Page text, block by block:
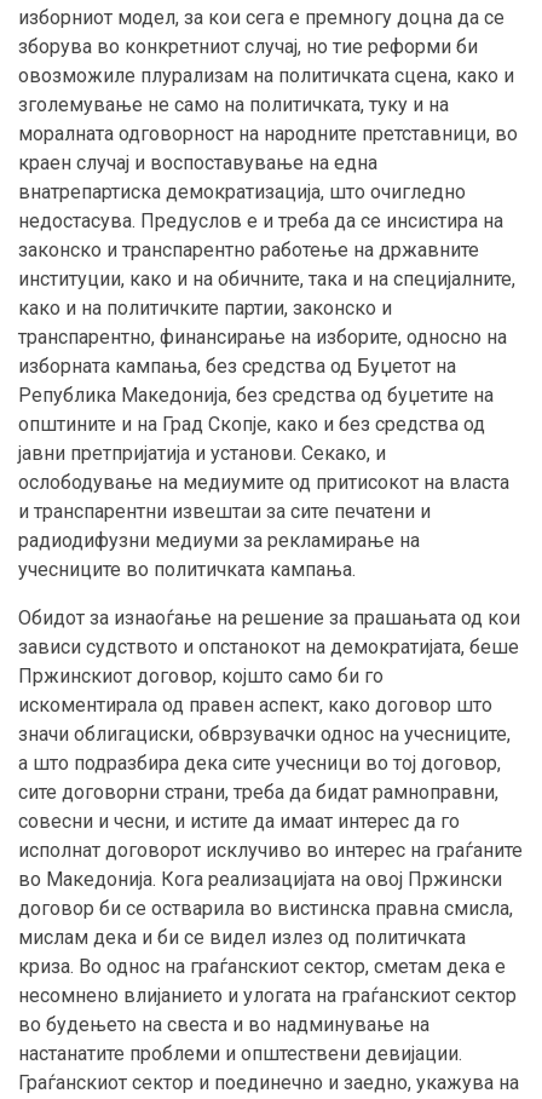
изборниот модел, за кои сега е премногу доцна да се
зборува во конкретниот случај, но тие реформи би
овозможиле плурализам на политичката сцена, како и
зголемување не само на политичката, туку и на
моралната одговорност на народните претставници, во
краен случај и воспоставување на една
внатрепартиска демократизација, што очигледно
недостасува. Предуслов е и треба да се инсистира на
законско и транспарентно работење на државните
институции, како и на обичните, така и на специјалните,
како и на политичките партии, законско и
транспарентно, финансирање на изборите, односно на
изборната кампања, без средства од Буџетот на
Република Македонија, без средства од буџетите на
општините и на Град Скопје, како и без средства од
јавни претпријатија и установи. Секако, и
ослободување на медиумите од притисокот на власта
и транспарентни извештаи за сите печатени и
радиодифузни медиуми за рекламирање на
учесниците во политичката кампања.
Обидот за изнаоѓање на решение за прашањата од кои
зависи судството и опстанокот на демократијата, беше
Пржинскиот договор, којшто само би го
искоментирала од правен аспект, како договор што
значи облигациски, обврзувачки однос на учесниците,
а што подразбира дека сите учесници во тој договор,
сите договорни страни, треба да бидат рамноправни,
совесни и чесни, и истите да имаат интерес да го
исполнат договорот исклучиво во интерес на граѓаните
во Македонија. Кога реализацијата на овој Пржински
договор би се остварила во вистинска правна смисла,
мислам дека и би се видел излез од политичката
криза. Во однос на граѓанскиот сектор, сметам дека е
несомнено влијанието и улогата на граѓанскиот сектор
во будењето на свеста и во надминување на
настанатите проблеми и општествени девијации.
Граѓанскиот сектор и поединечно и заедно, укажува на